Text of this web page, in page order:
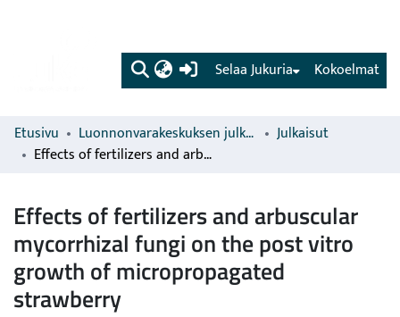
(current) Kokoelmat
Selaa Jukuria
Etusivu Luonnonvarakeskuksen julkaisut
Julkaisut
Effects of fertilizers and arbuscular mycorrhizal fungi on the post vitro growth of micropropagated strawberry
Effects of fertilizers and arbuscular
mycorrhizal fungi on the post vitro
growth of micropropagated
strawberry